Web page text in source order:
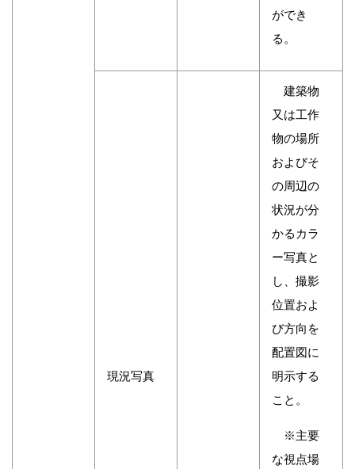
ができ
る。
現況写真
建築物
又は工作
物の場所
およびそ
の周辺の
状況が分
かるカラ
ー写真と
し、撮影
位置およ
び方向を
配置図に
明示する
こと。
※主要
な視点場